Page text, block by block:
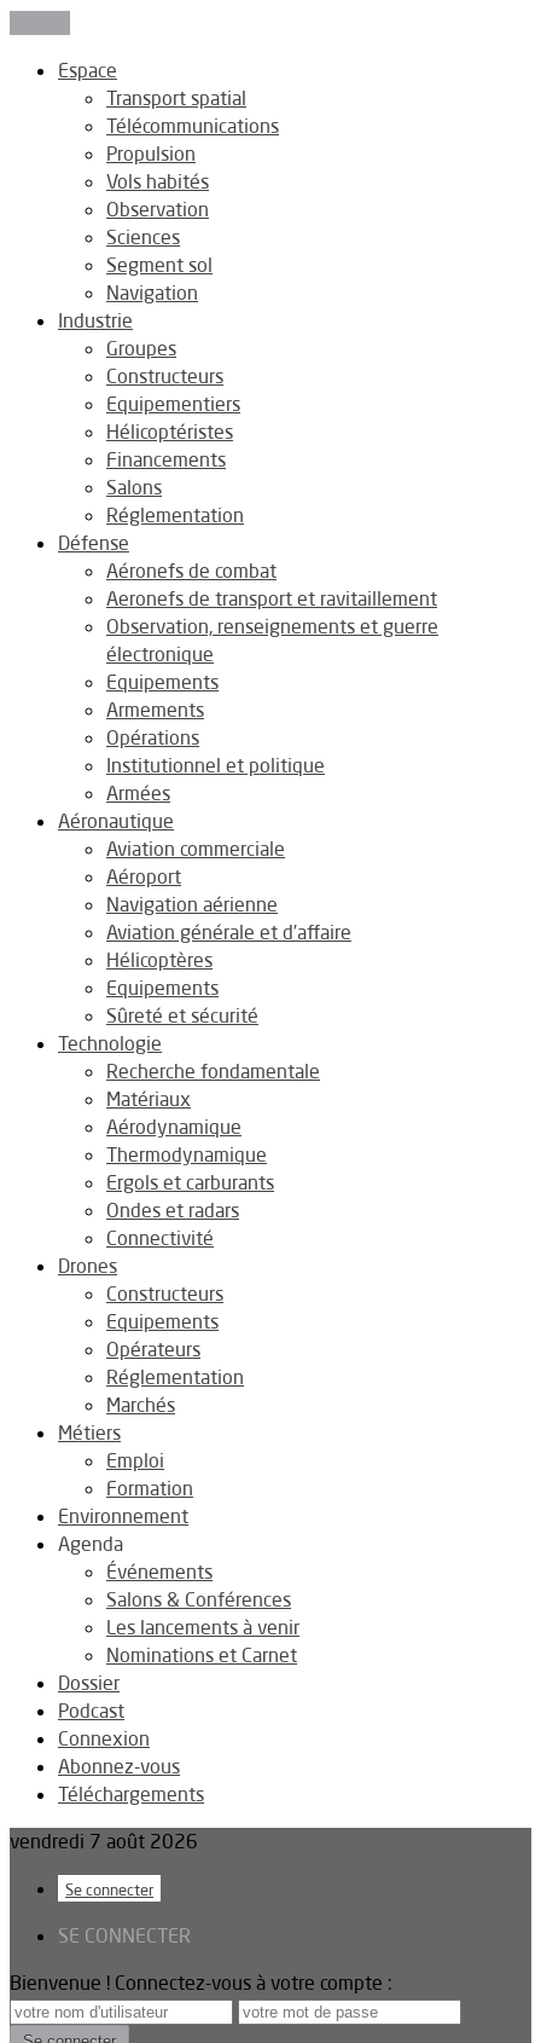
Espace
Transport spatial
Télécommunications
Propulsion
Vols habités
Observation
Sciences
Segment sol
Navigation
Industrie
Groupes
Constructeurs
Equipementiers
Hélicoptéristes
Financements
Salons
Réglementation
Défense
Aéronefs de combat
Aeronefs de transport et ravitaillement
Observation, renseignements et guerre
électronique
Equipements
Armements
Opérations
Institutionnel et politique
Armées
Aéronautique
Aviation commerciale
Aéroport
Navigation aérienne
Aviation générale et d’affaire
Hélicoptères
Equipements
Sûreté et sécurité
Technologie
Recherche fondamentale
Matériaux
Aérodynamique
Thermodynamique
Ergols et carburants
Ondes et radars
Connectivité
Drones
Constructeurs
Equipements
Opérateurs
Réglementation
Marchés
Métiers
Emploi
Formation
Environnement
Agenda
Événements
Salons & Conférences
Les lancements à venir
Nominations et Carnet
Dossier
Podcast
Connexion
Abonnez-vous
Téléchargements
vendredi 7 août 2026
Se connecter
SE CONNECTER
Bienvenue ! Connectez-vous à votre compte :